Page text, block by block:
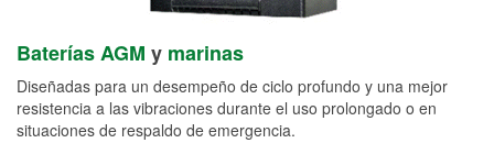
Baterías AGM y marinas
Diseñadas para un desempeño de ciclo profundo y una mejor
resistencia a las vibraciones durante el uso prolongado o en
situaciones de respaldo de emergencia.